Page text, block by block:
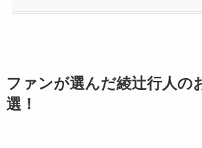
ファンが選んだ綾辻行人の
選！